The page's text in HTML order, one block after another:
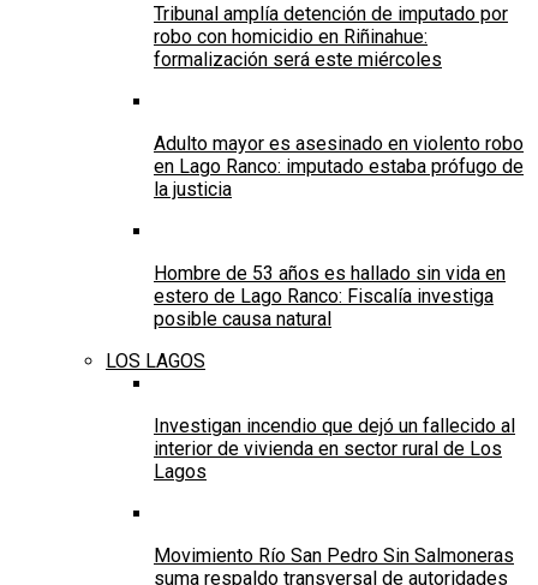
Tribunal amplía detención de imputado por
robo con homicidio en Riñinahue:
formalización será este miércoles
Adulto mayor es asesinado en violento robo
en Lago Ranco: imputado estaba prófugo de
la justicia
Hombre de 53 años es hallado sin vida en
estero de Lago Ranco: Fiscalía investiga
posible causa natural
LOS LAGOS
Investigan incendio que dejó un fallecido al
interior de vivienda en sector rural de Los
Lagos
Movimiento Río San Pedro Sin Salmoneras
suma respaldo transversal de autoridades